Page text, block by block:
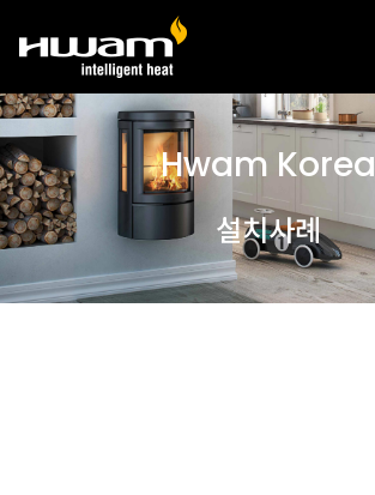
Hwam Korea
설치사례